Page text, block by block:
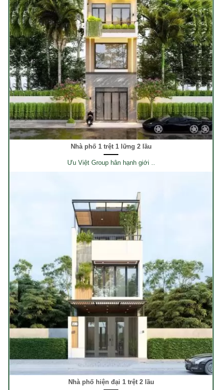
Nhà phố 1 trệt 1 lững 2 lầu
Ưu Việt Group hân hạnh giới ..
Nhà phố hiện đại 1 trệt 2 lầu